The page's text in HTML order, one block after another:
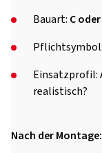
Bauart: C oder
Pflichtsymbol:
Einsatzprofil:
realistisch?
Nach der Montage: